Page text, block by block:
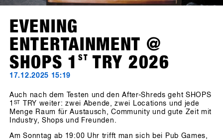
EVENING
ENTERTAINMENT @
SHOPS 1
ST TRY 2026
17.12.2025 15:19
Auch nach dem Testen und den After-Shreds geht SHOPS
1 ST
TRY weiter: zwei Abende, zwei Locations und jede
Menge Raum für Austausch, Community und gute Zeit mit
Industry, Shops und Freunden.
Am Sonntag ab 19:00 Uhr trifft man sich bei Pub Games,